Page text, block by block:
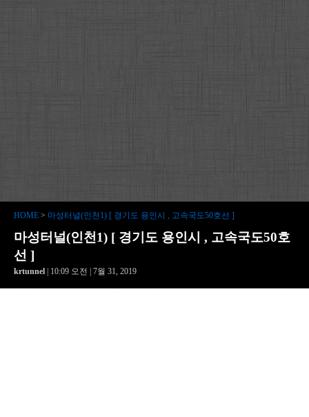
HOME > 마성터널(인천1) [ 경기도 용인시 , 고속국도50호선 ]
마성터널(인천1) [ 경기도 용인시 , 고속국도50호
선 ]
krtunnel | 10:09 오전 | 7월 31, 2019